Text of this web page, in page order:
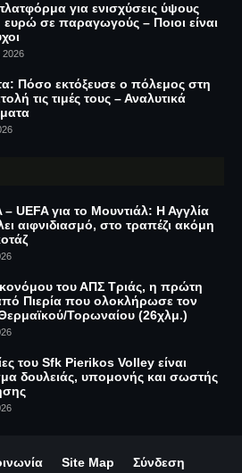
για ενισχύσεις ύψους
ευρώ σε παραγωγούς – Ποιοι είναι
2026
Πόσο εκτόξευσε ο πόλεμος στη
τις τιμές τους – Αναλυτικά
– UEFA για το Μουντιάλ: Η Αγγλία
αιφνιδιασμό, στο τραπέζι ακόμη
του ΑΠΣ Τριάς, η πρώτη
Πιερία που ολοκλήρωσε τον
Τορωναίου (26χλμ.)
του Sfk Pierikos Volley είναι
δουλειάς, υπομονής και σωστής
Site Map Σύνδεση